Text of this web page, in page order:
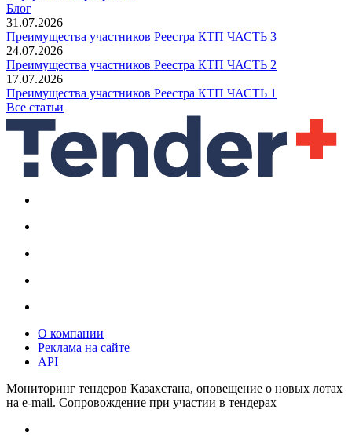
Блог
31.07.2026
Преимущества участников Реестра КТП ЧАСТЬ 3
24.07.2026
Преимущества участников Реестра КТП ЧАСТЬ 2
17.07.2026
Преимущества участников Реестра КТП ЧАСТЬ 1
Все статьи
О компании
Реклама на сайте
API
Мониторинг тендеров Казахстана, оповещение о новых лотах
на e-mail. Сопровождение при участии в тендерах